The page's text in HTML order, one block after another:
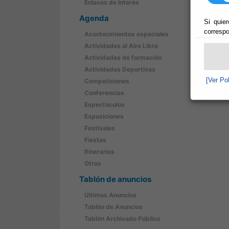
Si
[Ver
Enlaces de Interés
Agenda
Acontecimientos especiales
Actividades al Aire Libre
Actividades de formación
Actividades Deportivas
Competiciones
Conferencias
Espectáculos
Exposiciones
Festivales
Fiestas
Itinerarios
Otros
Tablón de anuncios
Últimos Anuncios
Tablón de Anuncios
Tablón Archivado Público